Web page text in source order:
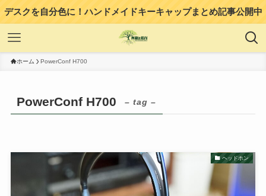
デスクを自分色に！ハンドメイドキーキャップまとめ記事公開中
ホーム PowerConf H700
PowerConf H700 – tag –
ヘッドホン